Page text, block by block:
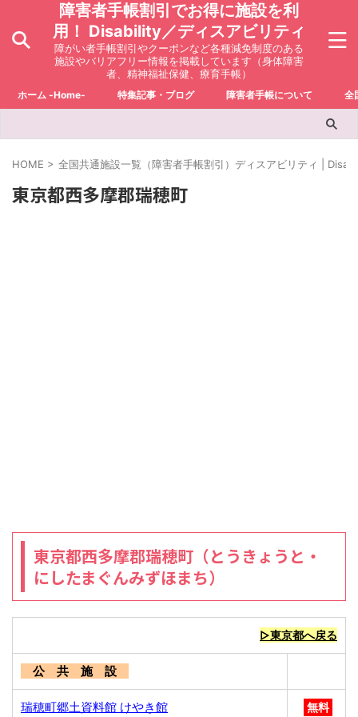
障害者手帳割引でお得に施設を利
用！ Disability／ディスアビリティ
障がい者手帳割引やクーポンなど各種減免制度のある
施設やバリアフリー情報を掲載しています（身体障害
者、精神福祉保健、療育手帳）
ホーム -Home- 特集記事・ブログ 障害者手帳について 全
HOME > 全国共通施設一覧（障害者手帳割引）ディスアビリティ |
東京都西多摩郡瑞穂町
東京都西多摩郡瑞穂町（とうきょうと・
にしたまぐんみずほまち）
▷東京都へ戻る
公 共 施 設
瑞穂町郷土資料館 けやき館 無料